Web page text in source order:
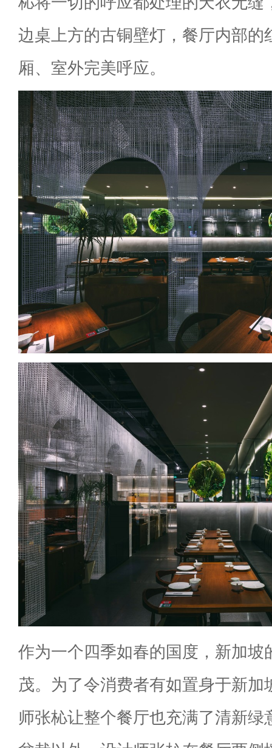
边桌上方的古铜壁灯，餐厅内部的
厢、室外完美呼应。
作为一个四季如春的国度，新加坡
茂。为了令消费者有如置身于新加
师张杺让整个餐厅也充满了清新绿